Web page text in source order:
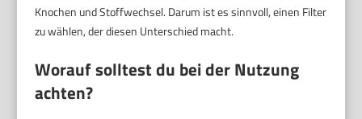
Knochen und Stoffwechsel. Darum ist es sinnvoll, einen Filter
zu wählen, der diesen Unterschied macht.
Worauf solltest du bei der Nutzung
achten?